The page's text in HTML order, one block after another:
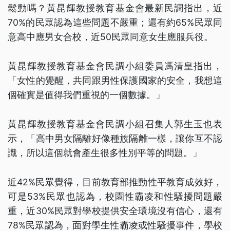
鬆動嗎？黃昆輝教授教育基金會最新民調指出，近
70%的民眾認為這些問題不嚴重；還有約65%民眾同
意高中應男女合校，近50民眾同意女生應服兵役。
黃昆輝教授教育基金會民調小組委員馮清皇指出，
「女性的覺醒，共同跟男性保護國家的安全，我想這
個確實是值得我們重視的一個數據。」
黃昆輝教授教育基金會民調小組召集人郭生玉也表
示，「高中男女隔離好像種族隔離一樣，讓你互不認
識，所以這個就會產生很多性別平等的問題。」
近42%民眾覺得，目前教育部推動性平教育成效好，
可是53%民眾也認為，校園性霸凌和性騷擾問題嚴
重，近30%民眾對學校提供安全環境沒有信心，還有
78%民眾認為，面對學生性霸凌或性騷擾事件，學校